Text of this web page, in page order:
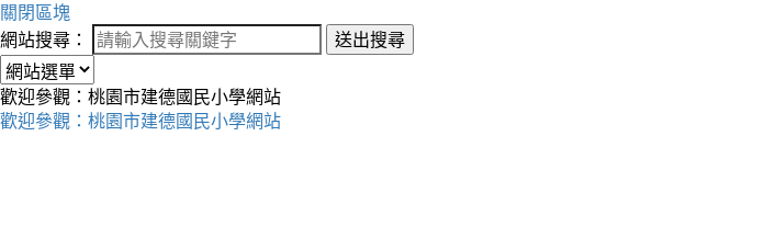
關閉區塊
網站搜尋：
送出搜尋
歡迎參觀：桃園市建德國民小學網站
歡迎參觀：桃園市建德國民小學網站